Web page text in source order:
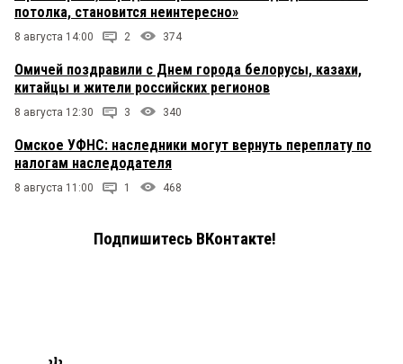
потолка, становится неинтересно»
8 августа 14:00 2 374
Омичей поздравили с Днем города белорусы, казахи,
китайцы и жители российских регионов
8 августа 12:30 3 340
Омское УФНС: наследники могут вернуть переплату по
налогам наследодателя
8 августа 11:00 1 468
Подпишитесь ВКонтакте!